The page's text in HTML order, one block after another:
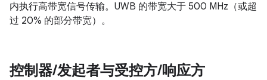
内执行高带宽信号传输。UWB 的带宽大于 500 MHz（或超
过 20% 的部分带宽）。
控制器/发起者与受控方/响应方